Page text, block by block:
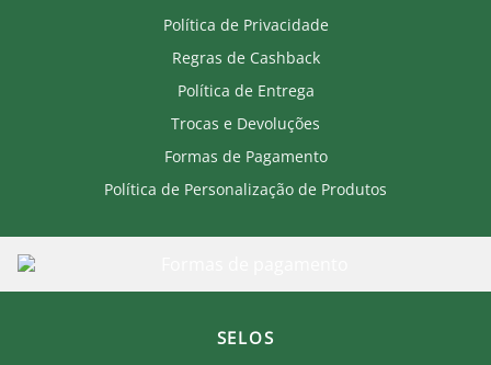
Política de Privacidade
Regras de Cashback
Política de Entrega
Trocas e Devoluções
Formas de Pagamento
Política de Personalização de Produtos
SELOS